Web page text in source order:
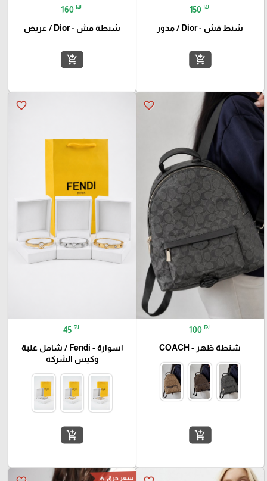
150 ₪
شنط قش - Dior / مدور
add_shopping_cart
160 ₪
شنطة قش - Dior / عريض
add_shopping_cart
favorite_border
100 ₪
شنطة ظهر - COACH
add_shopping_cart
favorite_border
45 ₪
اسوارة - Fendi / شامل علبة
وكيس الشركة
add_shopping_cart
سعر حرق 🔥